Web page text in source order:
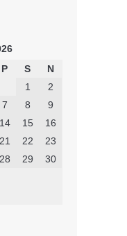
P S N
1
2
7 8
9
14 15
16
21 22
23
28 29
30